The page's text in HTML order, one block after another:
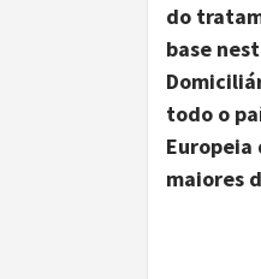
do
base
todo o
Europeia
maiores